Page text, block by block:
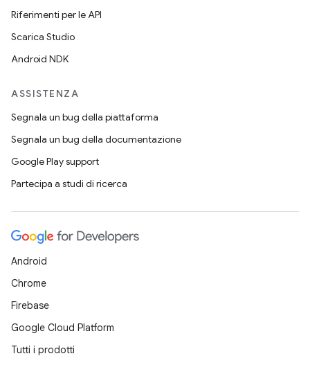
Riferimenti per le API
Scarica Studio
Android NDK
ASSISTENZA
Segnala un bug della piattaforma
Segnala un bug della documentazione
Google Play support
Partecipa a studi di ricerca
Android
Chrome
Firebase
Google Cloud Platform
Tutti i prodotti